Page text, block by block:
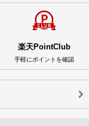
楽天PointClub
手軽にポイントを確認